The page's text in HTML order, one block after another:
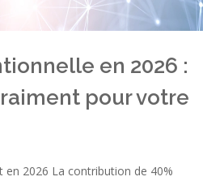
en 2026 :
pour votre
en 2026 La contribution de 40%